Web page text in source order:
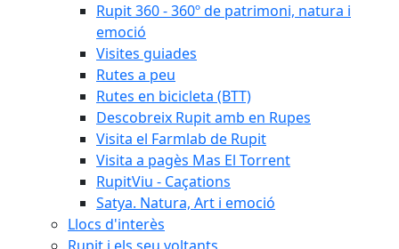
Rupit 360 - 360º de patrimoni, natura i
emoció
Visites guiades
Rutes a peu
Rutes en bicicleta (BTT)
Descobreix Rupit amb en Rupes
Visita el Farmlab de Rupit
Visita a pagès Mas El Torrent
RupitViu - Caçations
Satya. Natura, Art i emoció
Llocs d'interès